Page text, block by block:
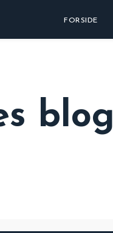
FORSIDE
blog